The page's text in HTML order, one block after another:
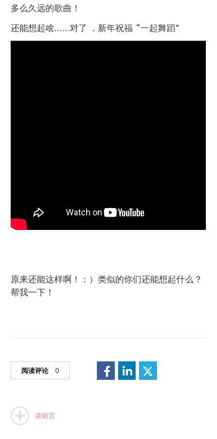
多么久远的歌曲！
还能想起啥……对了 ，新年祝福 “一起舞蹈”
原来还能这样啊！：）类似的你们还能想起什么？
帮我一下！
阅读评论 0
请留言